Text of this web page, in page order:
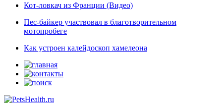
Кот-ловкач из Франции (Видео)
Пес-байкер участвовал в благотворительном
мотопробеге
Как устроен калейдоскоп хамелеона